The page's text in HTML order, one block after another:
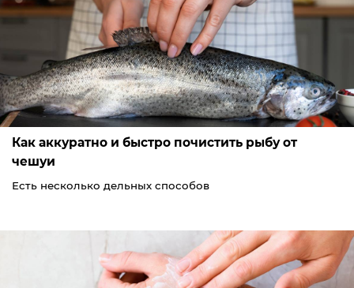
Как аккуратно и быстро почистить рыбу от
чешуи
Есть несколько дельных способов